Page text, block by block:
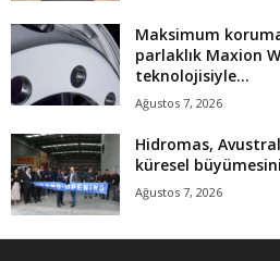
Maksimum
parlaklık Maxion
teknolojisiyle...
Ağustos 7, 2026
Hidromas,
küresel
Ağustos 7, 2026